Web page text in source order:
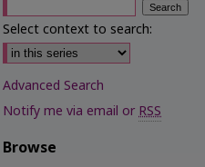
Select context to search:
Advanced Search
Notify me via email orRSS
Browse